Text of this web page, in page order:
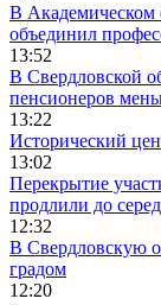
В Академическом
объединил
13:52
В Свердловской
пенсионеров
13:22
Исторический
13:02
Перекрытие
продлили до
12:32
В Свердловскую
градом
12:20